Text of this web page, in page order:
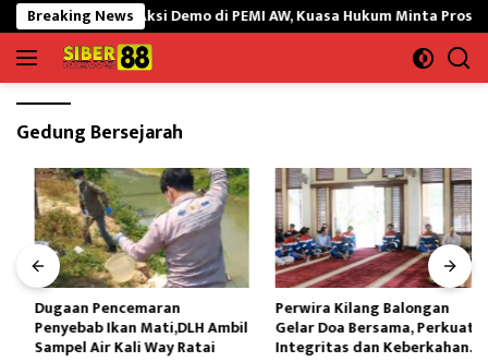
Langsung
ke
konten
Breaking News
Korlap Aksi Demo di PEMI AW, Kuasa Hukum Minta Proses Hukum
Gedung Bersejarah
Dugaan Pencemaran
Penyebab Ikan Mati,DLH Ambil
Sampel Air Kali Way Ratai
Perwira Kilang Balongan
Gelar Doa Bersama, Perkuat
Integritas dan Keberkahan